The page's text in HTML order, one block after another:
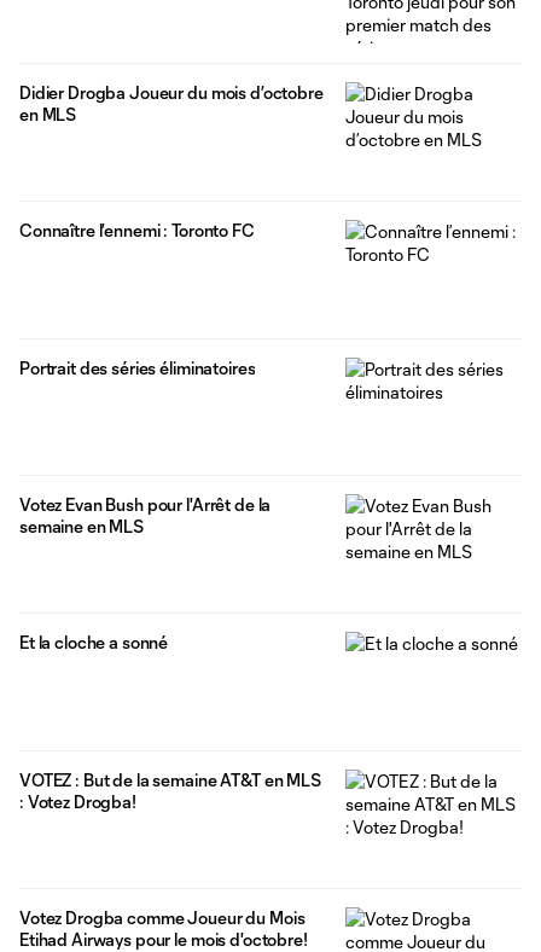
Didier Drogba Joueur du mois d’octobre
en MLS
Connaître l’ennemi : Toronto FC
Portrait des séries éliminatoires
Votez Evan Bush pour l'Arrêt de la
semaine en MLS
Et la cloche a sonné
VOTEZ : But de la semaine AT&T en MLS
: Votez Drogba!
Votez Drogba comme Joueur du Mois
Etihad Airways pour le mois d'octobre!